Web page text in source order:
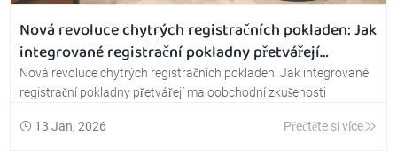
Nová revoluce chytrých registračních pokladen: Jak
integrované registrační pokladny přetvářejí
maloobchodní zkušenosti
Nová revoluce chytrých registračních pokladen: Jak integrované
registrační pokladny přetvářejí maloobchodní zkušenosti
13 Jan, 2026 Přečtěte si více